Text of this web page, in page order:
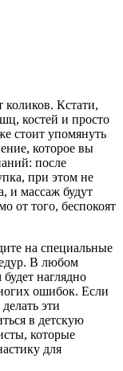
коликов. Кстати,
костей и просто
стоит упомянуть
которое вы
после
при этом не
и массаж будут
от того, беспокоят
на специальные
В любом
наглядно
ошибок. Если
эти
в детскую
которые
для